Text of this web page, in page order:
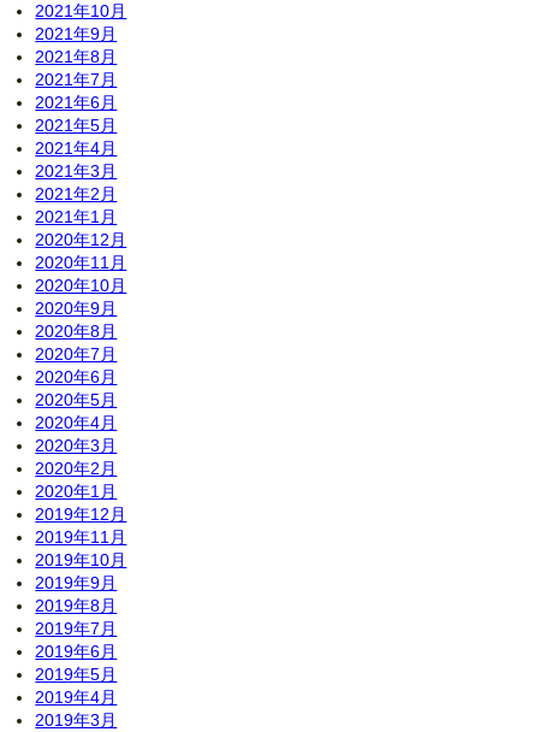
2021年10月
2021年9月
2021年8月
2021年7月
2021年6月
2021年5月
2021年4月
2021年3月
2021年2月
2021年1月
2020年12月
2020年11月
2020年10月
2020年9月
2020年8月
2020年7月
2020年6月
2020年5月
2020年4月
2020年3月
2020年2月
2020年1月
2019年12月
2019年11月
2019年10月
2019年9月
2019年8月
2019年7月
2019年6月
2019年5月
2019年4月
2019年3月